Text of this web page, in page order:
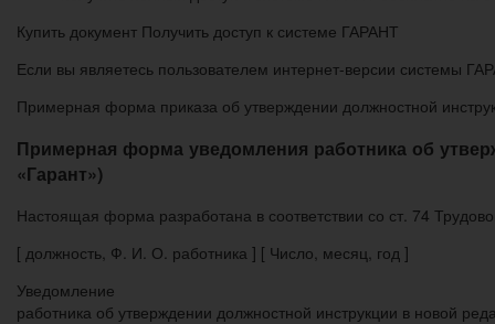
Купить документ Получить доступ к системе ГАРАНТ
Если вы являетесь пользователем интернет-версии системы
Примерная форма приказа об утверждении должностной
Примерная форма уведомления работника об
«Гарант»)
Настоящая форма разработана в соответствии со ст. 74
[ должность, Ф. И. О. работника ] [ Число, месяц, год ]
Уведомление
работника об утверждении должностной инструкции в новой